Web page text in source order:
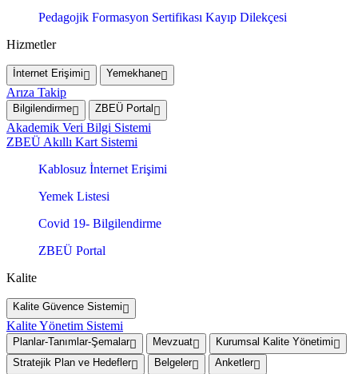
Pedagojik Formasyon Sertifikası Kayıp Dilekçesi
Hizmetler
İnternet Erişimi Yemekhane
Arıza Takip
Bilgilendirme ZBEÜ Portal
Akademik Veri Bilgi Sistemi
ZBEÜ Akıllı Kart Sistemi
Kablosuz İnternet Erişimi
Yemek Listesi
Covid 19- Bilgilendirme
ZBEÜ Portal
Kalite
Kalite Güvence Sistemi
Kalite Yönetim Sistemi
Planlar-Tanımlar-Şemalar Mevzuat
Kurumsal Kalite Yönetimi
Stratejik Plan ve Hedefler
Belgeler Anketler